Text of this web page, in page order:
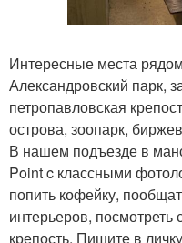
Интересные места
Александровский парк,
петропавловская
острова, зоопарк,
В нашем подъезде в
Point c классными
попить кофейку,
интерьеров, посмотреть
крепость. Пишите в